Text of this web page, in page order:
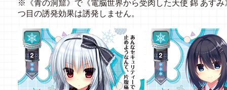
※《青の洞窟》で《電脳世界から受肉した天使 錦 あす
つ目の誘発効果は誘発しません。